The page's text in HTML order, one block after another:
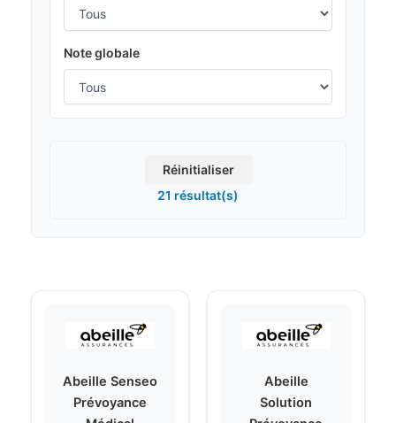
Note globale
Réinitialiser
21 résultat(s)
Abeille Senseo
Prévoyance
Abeille
Solution